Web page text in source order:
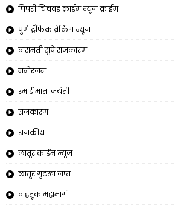
पिंपरी चिंचवड क्राईम न्यूज क्राईम
पुणे ट्रॅफिक ब्रेकिंग न्यूज
बारामती सुपे राजकारण
मनोरंजन
रमाई माता जयंती
राजकारण
राजकीय
लातूर क्राईम न्यूज
लातूर गुटखा जप्त
वाहतूक महामार्ग